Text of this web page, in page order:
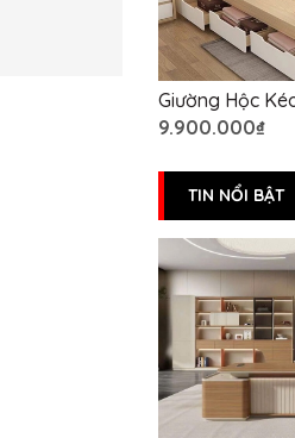
Giường Hộc
9.900.000₫
TIN NỔI BẬT